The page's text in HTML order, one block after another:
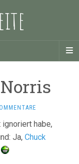
habe,
Ja, Chuck